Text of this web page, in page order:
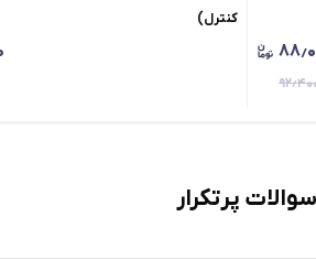
کنترل)
سوالات پرتکرار